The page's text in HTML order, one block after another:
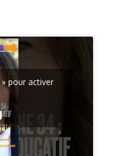
» pour activer